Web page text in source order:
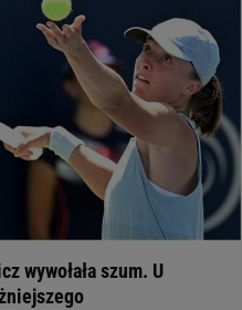
wywołała szum. U